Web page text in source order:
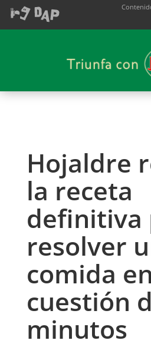
Hojaldre
la receta
definitiva
resolver
comida en
cuestión
minutos